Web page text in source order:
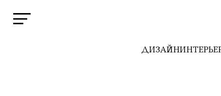
ДИЗАЙН